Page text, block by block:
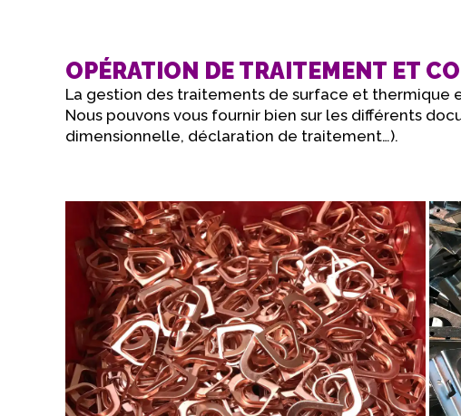
OPÉRATION DE TRAITEMENT ET
La gestion des traitements de surface et thermique
Nous pouvons vous fournir bien sur les différents
dimensionnelle, déclaration de traitement…).